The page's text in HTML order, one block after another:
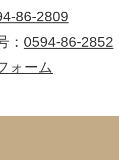
86-2809
： 0594-86-2852
ォーム